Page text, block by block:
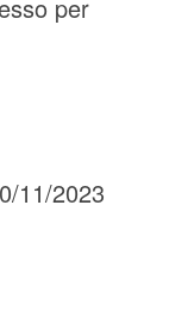
per
11/2023